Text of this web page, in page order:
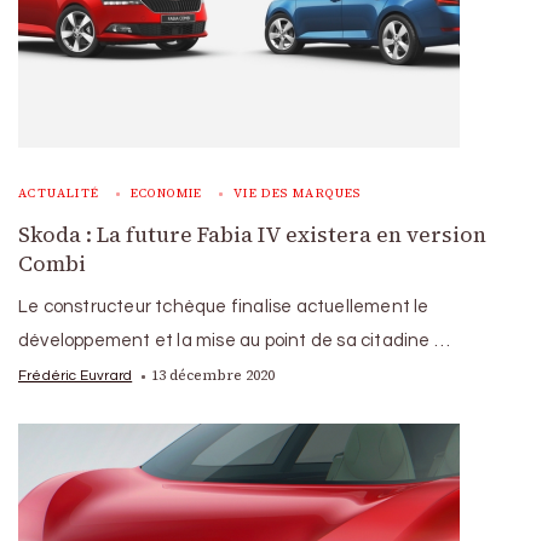
ACTUALITÉ ECONOMIE VIE DES MARQUES
Skoda : La future Fabia IV existera en version
Combi
Le constructeur tchèque finalise actuellement le
développement et la mise au point de sa citadine …
Frédéric Euvrard 13 décembre 2020